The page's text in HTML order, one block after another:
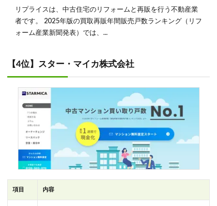
リプライスは、中古住宅のリフォームと再販を行う不動産業
者です。 2025年版の買取再販年間販売戸数ランキング（リフ
ォーム産業新聞発表）では、...
【4位】スター・マイカ株式会社
項目 内容